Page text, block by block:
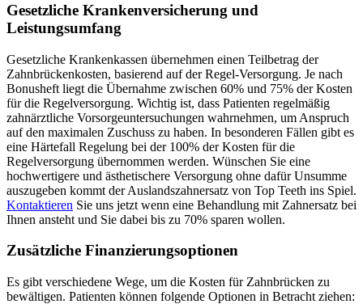
Gesetzliche Krankenversicherung und
Leistungsumfang
Gesetzliche Krankenkassen übernehmen einen Teilbetrag der
Zahnbrückenkosten, basierend auf der Regel-Versorgung. Je nach
Bonusheft liegt die Übernahme zwischen 60% und 75% der Kosten
für die Regelversorgung. Wichtig ist, dass Patienten regelmäßig
zahnärztliche Vorsorgeuntersuchungen wahrnehmen, um Anspruch
auf den maximalen Zuschuss zu haben. In besonderen Fällen gibt es
eine Härtefall Regelung bei der 100% der Kosten für die
Regelversorgung übernommen werden. Wünschen Sie eine
hochwertigere und ästhetischere Versorgung ohne dafür Unsumme
auszugeben kommt der Auslandszahnersatz von Top Teeth ins Spiel.
Kontaktieren Sie uns jetzt wenn eine Behandlung mit Zahnersatz bei
Ihnen ansteht und Sie dabei bis zu 70% sparen wollen.
Zusätzliche Finanzierungsoptionen
Es gibt verschiedene Wege, um die Kosten für Zahnbrücken zu
bewältigen. Patienten können folgende Optionen in Betracht ziehen: